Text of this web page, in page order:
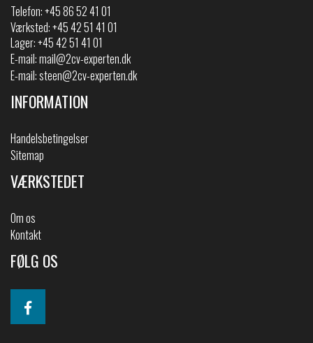
Telefon:+45 86 52 41 01
Værksted: +45 42 51 41 01
Lager: +45 42 51 41 01
E-mail:mail@2cv-experten.dk
E-mail:steen@2cv-experten.dk
INFORMATION
Handelsbetingelser
Sitemap
VÆRKSTEDET
Om os
Kontakt
FØLG OS